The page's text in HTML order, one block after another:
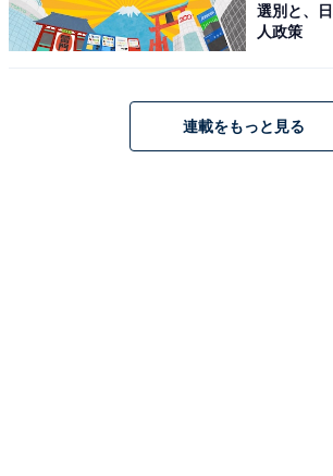
JVCケンウッド Victor SP-WM01BT
選別と、
人政策
連載をもっと見る